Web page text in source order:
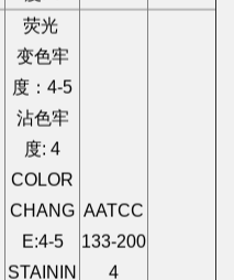
度: 4
荧光
变色牢
度：4-5
沾色牢
度: 4
COLOR
CHANG
E:4-5
AATCC
133-200